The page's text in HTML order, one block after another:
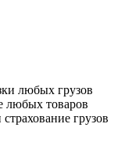
любых грузов
любых товаров
грузов